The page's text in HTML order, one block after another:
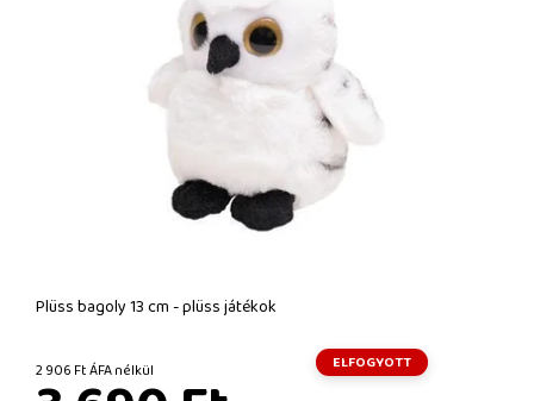
Plüss bagoly 13 cm - plüss játékok
2 906 Ft ÁFA nélkül ELFOGYOTT